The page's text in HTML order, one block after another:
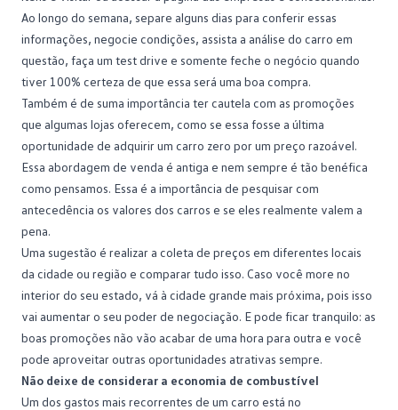
Ao longo do semana, separe alguns dias para conferir essas
informações, negocie condições, assista a análise do carro em
questão, faça um test drive e somente feche o negócio quando
tiver 100% certeza de que essa será uma boa compra.
Também é de suma importância ter cautela com as promoções
que algumas lojas oferecem, como se essa fosse a última
oportunidade de adquirir um carro zero por um preço razoável.
Essa abordagem de venda é antiga e nem sempre é tão benéfica
como pensamos. Essa é a importância de pesquisar com
antecedência os valores dos carros e se eles realmente valem a
pena.
Uma sugestão é realizar a coleta de preços em diferentes locais
da cidade ou região e comparar tudo isso. Caso você more no
interior do seu estado, vá à cidade grande mais próxima, pois isso
vai aumentar o seu poder de negociação. E pode ficar tranquilo: as
boas promoções não vão acabar de uma hora para outra e você
pode aproveitar outras oportunidades atrativas sempre.
Não deixe de considerar a economia de combustível
Um dos gastos mais recorrentes de um carro está no